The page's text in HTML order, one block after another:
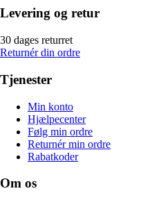
Levering og retur
30 dages returret
Returnér din ordre
Tjenester
Min konto
Hjælpecenter
Følg min ordre
Returnér min ordre
Rabatkoder
Om os